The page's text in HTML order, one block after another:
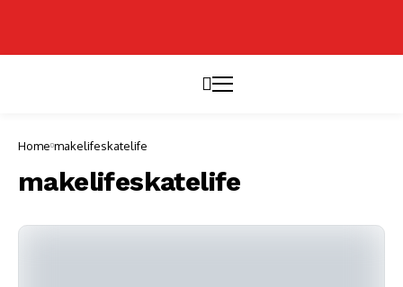
Home makelifeskatelife
makelifeskatelife